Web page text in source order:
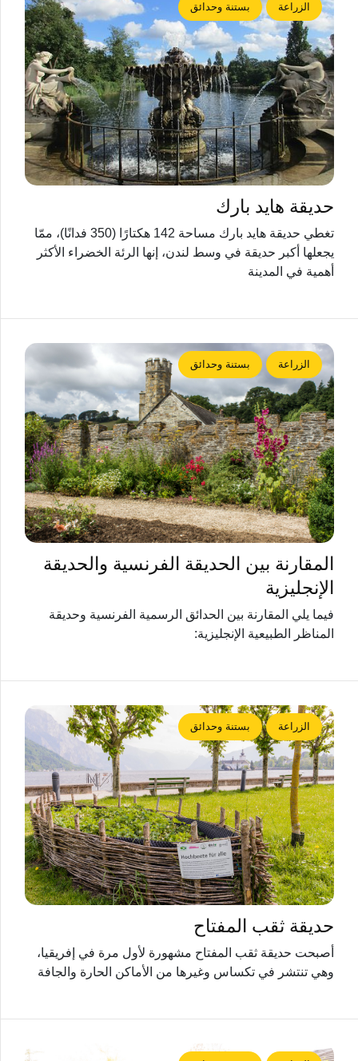
الزراعة بستنة وحدائق
حديقة هايد بارك
تغطي حديقة هايد بارك مساحة 142 هكتارًا (350 فدانًا)، ممّا
يجعلها أكبر حديقة في وسط لندن، إنها الرئة الخضراء الأكثر
أهمية في المدينة
الزراعة بستنة وحدائق
المقارنة بين الحديقة الفرنسية والحديقة
الإنجليزية
فيما يلي المقارنة بين الحدائق الرسمية الفرنسية وحديقة
المناظر الطبيعية الإنجليزية:
الزراعة بستنة وحدائق
حديقة ثقب المفتاح
أصبحت حديقة ثقب المفتاح مشهورة لأول مرة في إفريقيا،
وهي تنتشر في تكساس وغيرها من الأماكن الحارة والجافة